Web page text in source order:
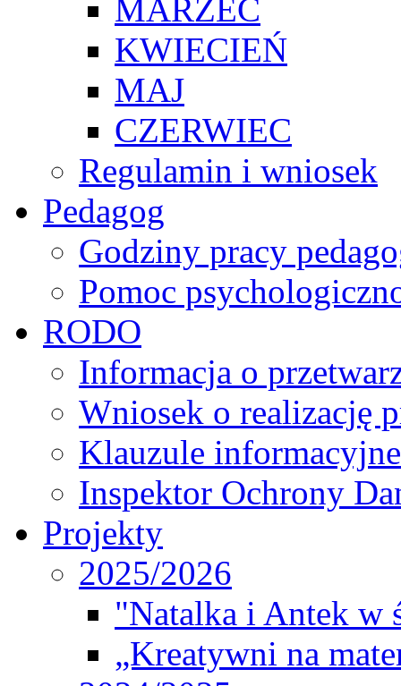
MARZEC
KWIECIEŃ
MAJ
CZERWIEC
Regulamin i wniosek
Pedagog
Godziny pracy
Pomoc
RODO
Informacja o
Wniosek o realizację
Klauzule informacyjne
Inspektor Ochrony
Projekty
2025/2026
"Natalka i Antek w
„Kreatywni na